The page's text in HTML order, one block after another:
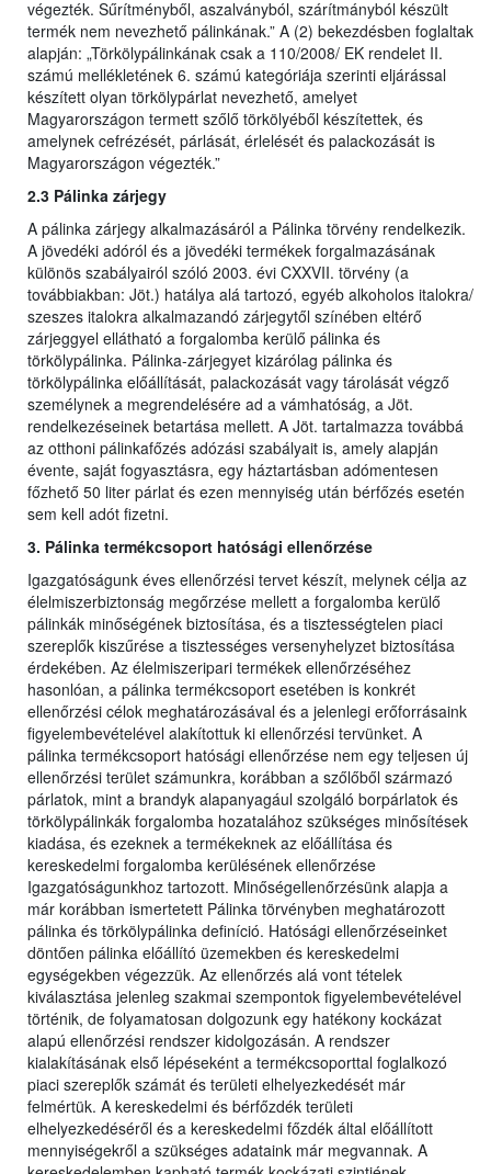
végezték. Sűrítményből, aszalványból, szárítmányból készült
termék nem nevezhető pálinkának.” A (2) bekezdésben foglaltak
alapján: „Törkölypálinkának csak a 110/2008/ EK rendelet II.
számú mellékletének 6. számú kategóriája szerinti eljárással
készített olyan törkölypárlat nevezhető, amelyet
Magyarországon termett szőlő törkölyéből készítettek, és
amelynek cefrézését, párlását, érlelését és palackozását is
Magyarországon végezték.”
2.3 Pálinka zárjegy
A pálinka zárjegy alkalmazásáról a Pálinka törvény rendelkezik.
A jövedéki adóról és a jövedéki termékek forgalmazásának
különös szabályairól szóló 2003. évi CXXVII. törvény (a
továbbiakban: Jöt.) hatálya alá tartozó, egyéb alkoholos italokra/
szeszes italokra alkalmazandó zárjegytől színében eltérő
zárjeggyel ellátható a forgalomba kerülő pálinka és
törkölypálinka. Pálinka-zárjegyet kizárólag pálinka és
törkölypálinka előállítását, palackozását vagy tárolását végző
személynek a megrendelésére ad a vámhatóság, a Jöt.
rendelkezéseinek betartása mellett. A Jöt. tartalmazza továbbá
az otthoni pálinkafőzés adózási szabályait is, amely alapján
évente, saját fogyasztásra, egy háztartásban adómentesen
főzhető 50 liter párlat és ezen mennyiség után bérfőzés esetén
sem kell adót fizetni.
3. Pálinka termékcsoport hatósági ellenőrzése
Igazgatóságunk éves ellenőrzési tervet készít, melynek célja az
élelmiszerbiztonság megőrzése mellett a forgalomba kerülő
pálinkák minőségének biztosítása, és a tisztességtelen piaci
szereplők kiszűrése a tisztességes versenyhelyzet biztosítása
érdekében. Az élelmiszeripari termékek ellenőrzéséhez
hasonlóan, a pálinka termékcsoport esetében is konkrét
ellenőrzési célok meghatározásával és a jelenlegi erőforrásaink
figyelembevételével alakítottuk ki ellenőrzési tervünket. A
pálinka termékcsoport hatósági ellenőrzése nem egy teljesen új
ellenőrzési terület számunkra, korábban a szőlőből származó
párlatok, mint a brandyk alapanyagául szolgáló borpárlatok és
törkölypálinkák forgalomba hozatalához szükséges minősítések
kiadása, és ezeknek a termékeknek az előállítása és
kereskedelmi forgalomba kerülésének ellenőrzése
Igazgatóságunkhoz tartozott. Minőségellenőrzésünk alapja a
már korábban ismertetett Pálinka törvényben meghatározott
pálinka és törkölypálinka definíció. Hatósági ellenőrzéseinket
döntően pálinka előállító üzemekben és kereskedelmi
egységekben végezzük. Az ellenőrzés alá vont tételek
kiválasztása jelenleg szakmai szempontok figyelembevételével
történik, de folyamatosan dolgozunk egy hatékony kockázat
alapú ellenőrzési rendszer kidolgozásán. A rendszer
kialakításának első lépéseként a termékcsoporttal foglalkozó
piaci szereplők számát és területi elhelyezkedését már
felmértük. A kereskedelmi és bérfőzdék területi
elhelyezkedéséről és a kereskedelmi főzdék által előállított
mennyiségekről a szükséges adataink már megvannak. A